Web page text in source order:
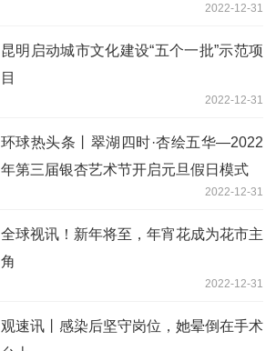
2022-12-31
昆明启动城市文化建设“五个一批”示范项
目
2022-12-31
环球热头条丨翠湖四时·杏绘五华—2022
年第三届银杏艺术节开启元旦假日模式
2022-12-31
全球视讯！新年将至，年宵花成为花市主
角
2022-12-31
观速讯丨感染后坚守岗位，她晕倒在手术